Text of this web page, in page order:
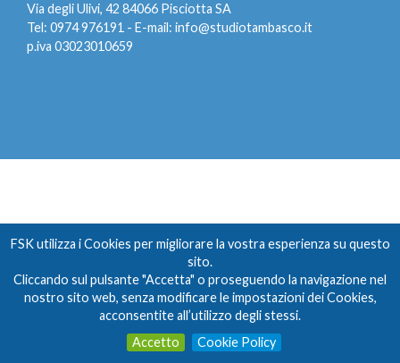
FSK utilizza i Cookies per migliorare la vostra esperienza su questo
sito.
Cliccando sul pulsante "Accetta" o proseguendo la navigazione nel
nostro sito web, senza modificare le impostazioni dei Cookies,
acconsentite all’utilizzo degli stessi.
Accetto
Cookie Policy
Via degli Ulivi, 42 84066 Pisciotta SA
Tel: 0974 976191 - E-mail: info@studiotambasco.it
p.iva 03023010659